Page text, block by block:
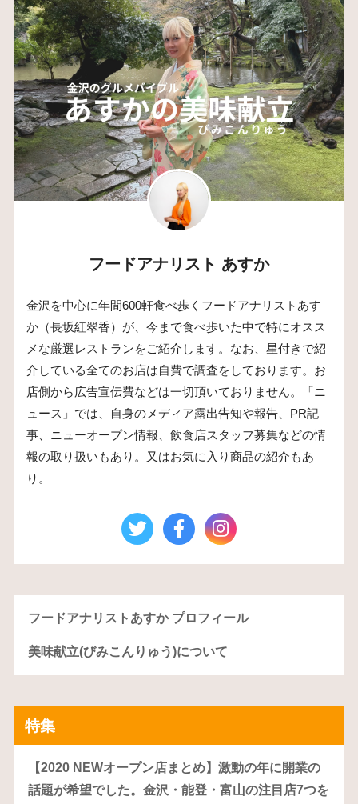
フードアナリスト あすか
金沢を中心に年間600軒食べ歩くフードアナリストあす
か（長坂紅翠香）が、今まで食べ歩いた中で特にオスス
メな厳選レストランをご紹介します。なお、星付きで紹
介している全てのお店は自費で調査をしております。お
店側から広告宣伝費などは一切頂いておりません。「ニ
ュース」では、自身のメディア露出告知や報告、PR記
事、ニューオープン情報、飲食店スタッフ募集などの情
報の取り扱いもあり。又はお気に入り商品の紹介もあ
り。
フードアナリストあすか プロフィール
美味献立(びみこんりゅう)について
特集
【2020 NEWオープン店まとめ】激動の年に開業の
話題が希望でした。金沢・能登・富山の注目店7つを